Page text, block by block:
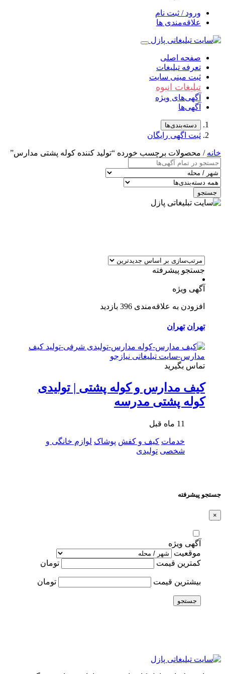
ورود / ثبت نام
علاقه‌مندی ها
صفحه اصلی
تعرفه تبلیغات
ثبت مینی سایت
تبلیغات انبوه
آگهی‌های ویژه
آگهی‌ها
دسته‌بندی‌ها
ثبت اگهی رایگان
خانه / محصولات برچسب خورده “تولید کننده کوله پشتی مدارس”
جستجو
جستجو پیشرفته
آگهی ویژه
افزودن به علاقه‌مندی 396 بازدید
تهران تهران
تماس بگیرید
کیف مدارس و کوله پشتی | تولیدی
کوله پشتی مدرسه
11 ماه قبل
خدمات کیف و کفش پوشاک لوازم خانگی و
شخصی تولیدی
جستجو پیشرفته
×
آگهی ویژه
موقعیت
کمترین قیمت
تومان
بیشترین قیمت تومان
جستجو